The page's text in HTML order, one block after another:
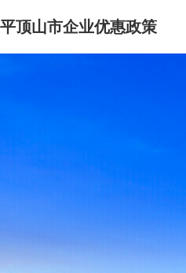
平顶山市企业优惠政策